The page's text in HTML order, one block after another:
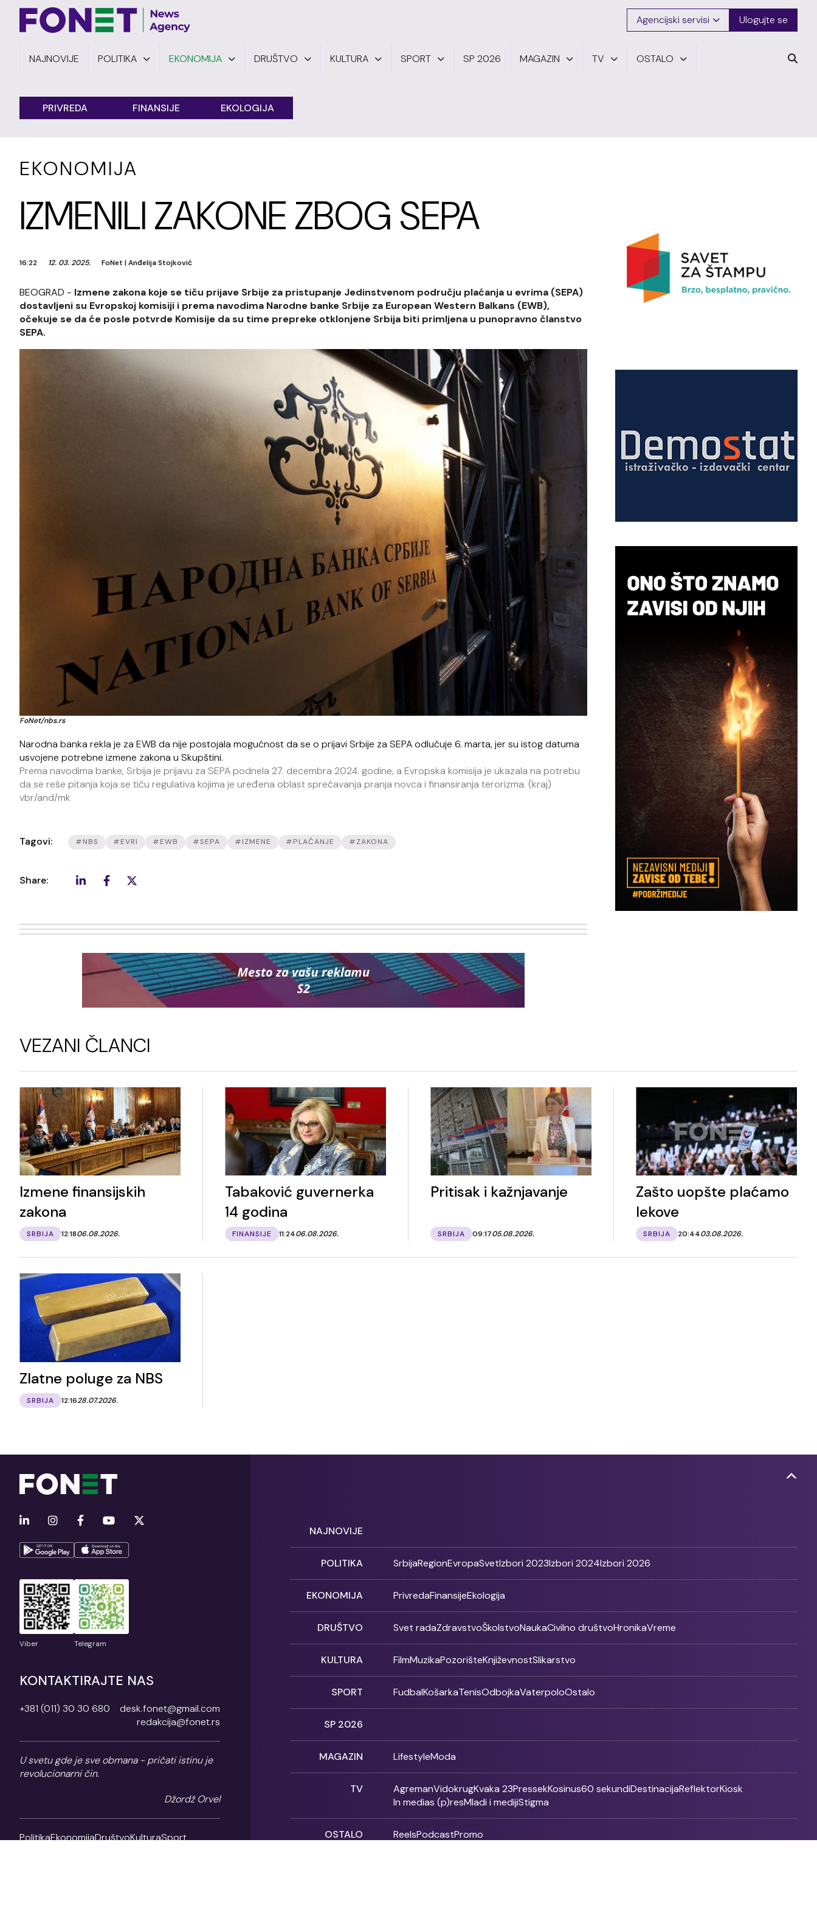
Agencijski servisi Ulogujte se
NAJNOVIJE POLITIKA EKONOMIJA DRUŠTVO KULTURA SPORT SP 2026 MAGAZIN TV OSTALO
PRIVREDA FINANSIJE EKOLOGIJA
EKONOMIJA
IZMENILI ZAKONE ZBOG SEPA
16:22 12. 03. 2025. FoNet |Anđelija Stojković
BEOGRAD - Izmene zakona koje se tiču prijave Srbije za pristupanje Jedinstvenom području plaćanja u evrima (SEPA)
dostavljeni su Evropskoj komisiji i prema navodima Narodne banke Srbije za European Western Balkans (EWB),
očekuje se da će posle potvrde Komisije da su time prepreke otklonjene Srbija biti primljena u punopravno članstvo
SEPA.
FoNet/nbs.rs
Narodna banka rekla je za EWB da nije postojala mogućnost da se o prijavi Srbije za SEPA odlučuje 6. marta, jer su istog datuma
usvojene potrebne izmene zakona u Skupštini.
Prema navodima banke, Srbija je prijavu za SEPA podnela 27. decembra 2024. godine, a Evropska komisija je ukazala na potrebu
da se reše pitanja koja se tiču regulativa kojima je uređena oblast sprečavanja pranja novca i finansiranja terorizma. (kraj)
vbr/and/mk
Tagovi: #NBS #EVRI #EWB #SEPA #IZMENE #PLAĆANJE #ZAKONA
Share:
VEZANI ČLANCI
Izmene finansijskih
zakona
SRBIJA 12:1806.08.2026.
Tabaković guvernerka
14 godina
FINANSIJE 11:2406.08.2026.
Pritisak i kažnjavanje
SRBIJA 09:1705.08.2026.
Zašto uopšte plaćamo
lekove
SRBIJA 20:4403.08.2026.
Zlatne poluge za NBS
SRBIJA 12:1628.07.2026.
Viber Telegram
KONTAKTIRAJTE NAS
+381 (011) 30 30 680
desk.fonet@gmail.com
redakcija@fonet.rs
U svetu gde je sve obmana - pričati istinu je
revolucionarni čin.
Džordž Orvel
PolitikaEkonomijaDruštvoKulturaSport
NAJNOVIJE
POLITIKA SrbijaRegionEvropaSvetIzbori 2023Izbori 2024Izbori 2026
EKONOMIJA PrivredaFinansijeEkologija
DRUŠTVO Svet radaZdravstvoŠkolstvoNaukaCivilno društvoHronikaVreme
KULTURA FilmMuzikaPozorišteKnjiževnostSlikarstvo
SPORT FudbalKošarkaTenisOdbojkaVaterpoloOstalo
SP 2026
MAGAZIN LifestyleModa
TV AgremanVidokrugKvaka 23PressekKosinus60 sekundiDestinacijaReflektorKiosk
In medias (p)resMladi i medijiStigma
OSTALO ReelsPodcastPromo